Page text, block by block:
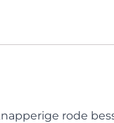
selectie van
detail,
rode